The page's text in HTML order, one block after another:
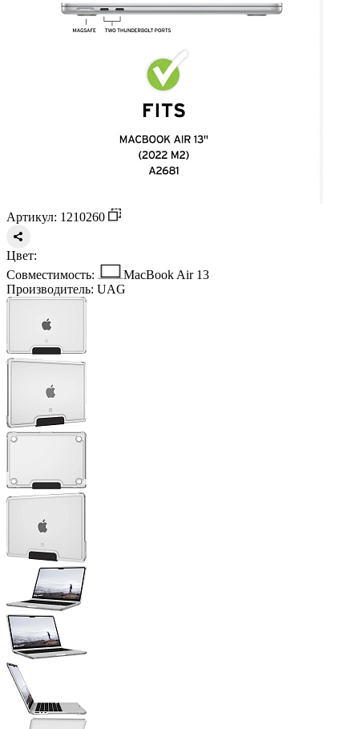
Артикул: 1210260
Цвет:
Совместимость:
MacBook Air 13
Производитель: UAG